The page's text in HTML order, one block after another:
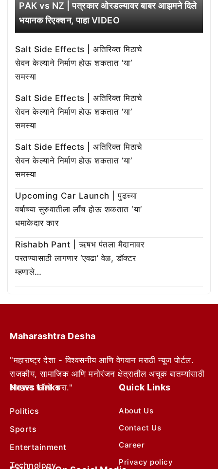
PAK vs NZ | पत्रकार ओरडल्यावर बाबर आझमने दिले
भयानक रिएक्शन, पाहा VIDEO
Salt Side Effects | अतिरिक्त मिठाचे
सेवन केल्याने निर्माण होऊ शकतात ‘या’
समस्या
Salt Side Effects | अतिरिक्त मिठाचे
सेवन केल्याने निर्माण होऊ शकतात ‘या’
समस्या
Salt Side Effects | अतिरिक्त मिठाचे
सेवन केल्याने निर्माण होऊ शकतात ‘या’
समस्या
Upcoming Car Launch | पुढच्या
वर्षाच्या सुरुवातीला लाँच होऊ शकतात ‘या’
धमाकेदार कार
Rishabh Pant | ऋषभ पंतला मैदानावर
परतण्यासाठी लागणार ‘एवढा’ वेळ, डॉक्टर
म्हणाले…
Maharashtra Desha
"महाराष्ट्र देशा - विश्वसनीय आणि वेगवान मराठी न्यूज पोर्टल.
राजकीय, सामाजिक आणि मनोरंजन क्षेत्रातील अचूक बातम्यांसाठी
आम्हाला फॉलो करा."
News Links
Politics
Sports
Entertainment
Technology
Quick Links
About Us
Contact Us
Career
Privacy policy